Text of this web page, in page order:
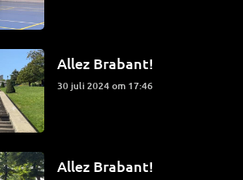
Allez Brabant!
30 juli 2024 om 17:46
Allez Brabant!